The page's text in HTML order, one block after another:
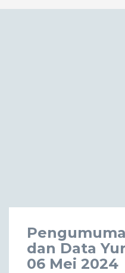
dan Data
06 Mei 2024